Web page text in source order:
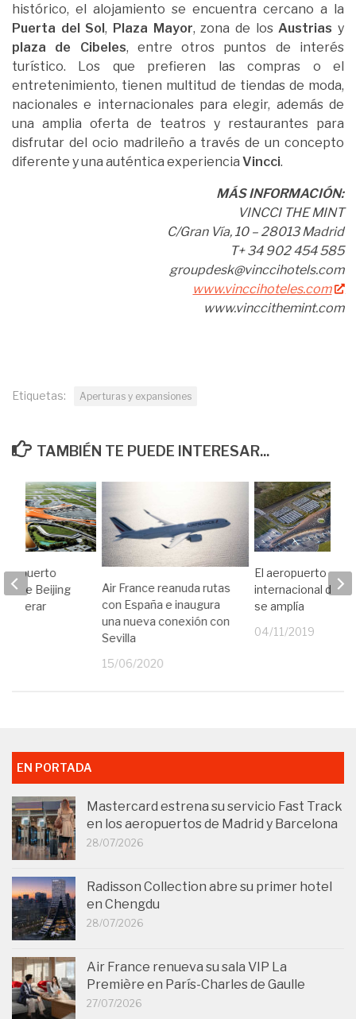
histórico, el alojamiento se encuentra cercano a la
Puerta del Sol, Plaza Mayor, zona de los Austrias y
plaza de Cibeles, entre otros puntos de interés
turístico. Los que prefieren las compras o el
entretenimiento, tienen multitud de tiendas de moda,
nacionales e internacionales para elegir, además de
una amplia oferta de teatros y restaurantes para
disfrutar del ocio madrileño a través de un concepto
diferente y una auténtica experiencia Vincci.
MÁS INFORMACIÓN:
VINCCI THE MINT
C/Gran Vía, 10 – 28013 Madrid
T+ 34 902 454 585
groupdesk@vinccihotels.com
www.vinccihoteles.com
www.vinccithemint.com
Etiquetas: Aperturas y expansiones
TAMBIÉN TE PUEDE INTERESAR...
Air France reanuda rutas
con España e inaugura
una nueva conexión con
Sevilla
15/06/2020
El aeropuerto
internacional de
se amplía
04/11/2019
de Beijing
operar
EN PORTADA
Mastercard estrena su servicio Fast Track
en los aeropuertos de Madrid y Barcelona
28/07/2026
Radisson Collection abre su primer hotel
en Chengdu
28/07/2026
Air France renueva su sala VIP La
Première en París-Charles de Gaulle
27/07/2026